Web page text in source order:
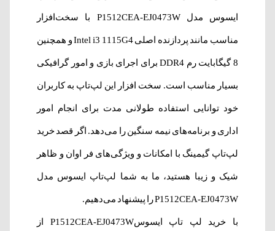
ایسوس مدل P1512CEA-EJ0473W با سخت‌افزار
مناسب مانند پردازنده اصلی Intel i3 1115G4 و همچنین
8 گیگابایت رم DDR4 برای اجرای بازی و امور گرافیکی
بسیار مناسب است. سخت افزار این لپ‌تاپ به کاربران
خود توانایی استفاده طولانی مدت برای انجام امور
اداری و برنامه‌های نیمه سنگین را می‌دهد. اگر قصد خرید
لپ‌تاپ گیمینگ با امکانات و ویژگی‌های فر اوان و ظاهر
شیک و زیبا هستید، ما به شما لپ‌تاپ ایسوس مدل
P1512CEA-EJ0473W را پیشنهاد می‌دهیم.
با خرید لپ‌ تاپ ایسوسP1512CEA-EJ0473W از